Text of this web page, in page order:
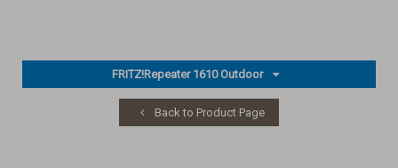
FRITZ!Repeater 1610 Outdoor
Back to Product Page